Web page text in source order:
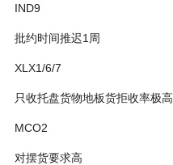
IND9
批约时间推迟1周
XLX1/6/7
只收托盘货物地板货拒收率极高
MCO2
对摆货要求高